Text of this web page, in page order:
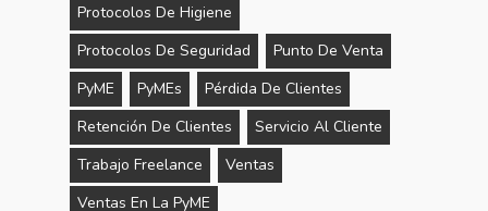
Protocolos De Higiene
Protocolos De Seguridad
Punto De Venta
PyME
PyMEs
Pérdida De Clientes
Retención De Clientes
Servicio Al Cliente
Trabajo Freelance
Ventas
Ventas En La PyME